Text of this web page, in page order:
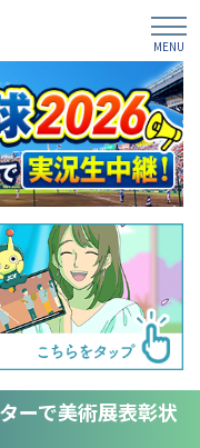
ーで美術展表彰状